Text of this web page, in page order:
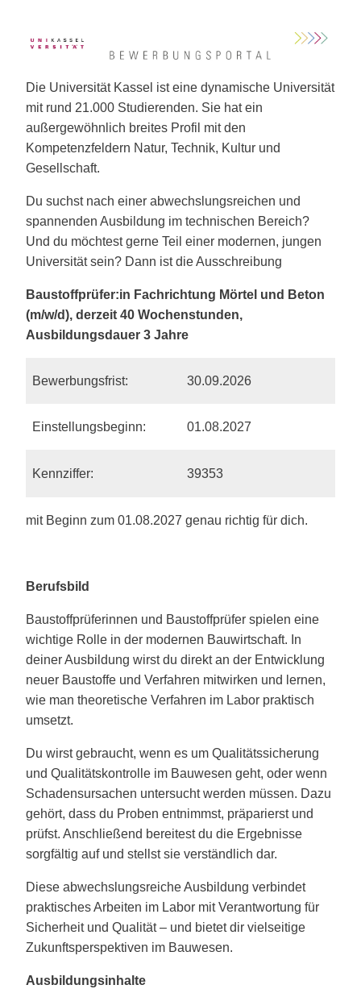
Die Universität Kassel ist eine dynamische Universität
mit rund 21.000 Studierenden. Sie hat ein
außergewöhnlich breites Profil mit den
Kompetenzfeldern Natur, Technik, Kultur und
Gesellschaft.
Du suchst nach einer abwechslungsreichen und
spannenden Ausbildung im technischen Bereich?
Und du möchtest gerne Teil einer modernen, jungen
Universität sein? Dann ist die Ausschreibung
Baustoffprüfer:in Fachrichtung Mörtel und Beton
(m/w/d), derzeit 40 Wochenstunden,
Ausbildungsdauer 3 Jahre
Bewerbungsfrist: 30.09.2026
Einstellungsbeginn: 01.08.2027
Kennziffer: 39353
mit Beginn zum 01.08.2027 genau richtig für dich.
Berufsbild
Baustoffprüferinnen und Baustoffprüfer spielen eine
wichtige Rolle in der modernen Bauwirtschaft. In
deiner Ausbildung wirst du direkt an der Entwicklung
neuer Baustoffe und Verfahren mitwirken und lernen,
wie man theoretische Verfahren im Labor praktisch
umsetzt.
Du wirst gebraucht, wenn es um Qualitätssicherung
und Qualitätskontrolle im Bauwesen geht, oder wenn
Schadensursachen untersucht werden müssen. Dazu
gehört, dass du Proben entnimmst, präparierst und
prüfst. Anschließend bereitest du die Ergebnisse
sorgfältig auf und stellst sie verständlich dar.
Diese abwechslungsreiche Ausbildung verbindet
praktisches Arbeiten im Labor mit Verantwortung für
Sicherheit und Qualität – und bietet dir vielseitige
Zukunftsperspektiven im Bauwesen.
Ausbildungsinhalte